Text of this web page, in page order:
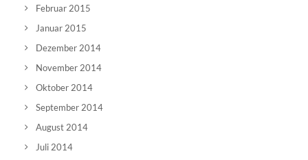
Februar 2015
Januar 2015
Dezember 2014
November 2014
Oktober 2014
September 2014
August 2014
Juli 2014